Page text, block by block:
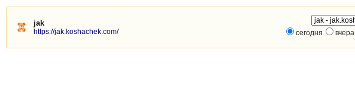
jak
https://jak.koshachek.com/ сегодня вчера